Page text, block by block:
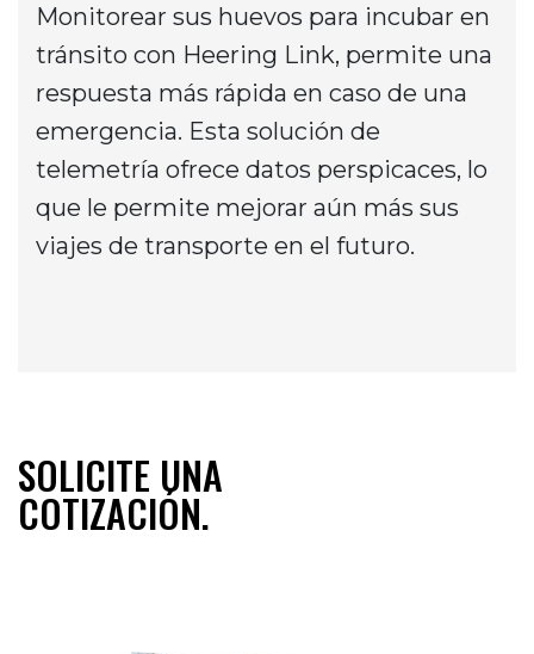
Monitorear sus huevos para incubar en
tránsito con Heering Link, permite una
respuesta más rápida en caso de una
emergencia. Esta solución de
telemetría ofrece datos perspicaces, lo
que le permite mejorar aún más sus
viajes de transporte en el futuro.
SOLICITE UNA
COTIZACIÓN.